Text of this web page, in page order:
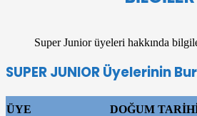
Super Junior üyeleri hakkında
SUPER JUNIOR Üyelerinin
ÜYE DOĞUM